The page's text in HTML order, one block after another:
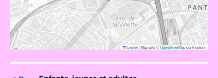
Leaflet|Map data ©OpenStreetMapcontributors